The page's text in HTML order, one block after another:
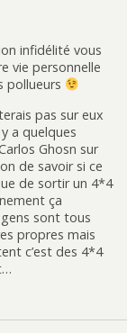
infidélité vous
vie personnelle
pollueurs
pas sur eux
a quelques
Ghosn sur
de savoir si ce
de sortir un 4*4
ça
sont tous
propres mais
c’est des 4*4